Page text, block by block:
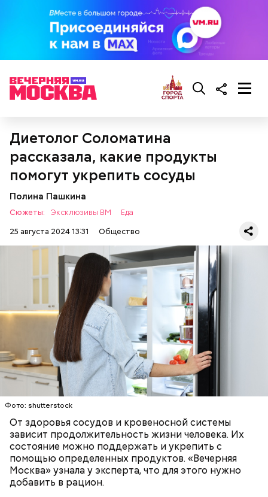
Диетолог Соломатина
рассказала, какие продукты
помогут укрепить сосуды
Полина Пашкина
Сюжеты: Эксклюзивы ВМ
Еда
25 августа 2024 13:31
Общество
Фото: shutterstock
От здоровья сосудов и кровеносной системы
зависит продолжительность жизни человека. Их
состояние можно поддержать и укрепить с
помощью определенных продуктов. «Вечерняя
Москва» узнала у эксперта, что для этого нужно
добавить в рацион.
Противень ставится в духовку, разогретую до 180–
190 градусов. Спагетти из кабачка нужно запекать
25–30 минут.
Уберут отеки и улучшат зрение:
диетолог Соломатина рассказала
о пользе кабачков
Кабачки, тушеные с курицей
Как приготовить домашний
майонез: три простых рецепта
объяснила, в чем заключается
польза сезонных овощей и
фруктов
Также не нужно есть дыню до корки, потому что
именно там скапливаются нитраты. И важно
тщательно ее мыть, чтобы не отравиться, добавила
собеседница «ВМ».
Как выбрать дыню
Фото: Shutterstock